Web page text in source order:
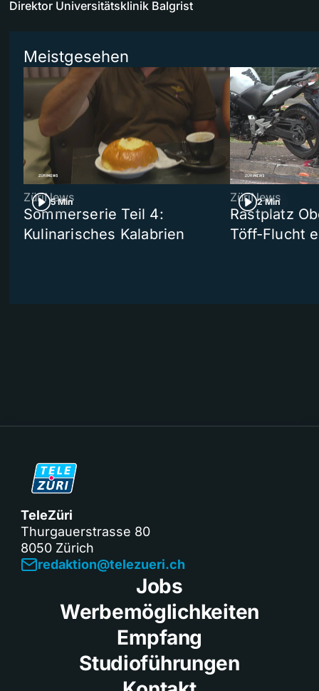
Direktor Universitätsklinik Balgrist
Meistgesehen
5 Min
ZüriNews
Sommerserie Teil 4:
Kulinarisches Kalabrien
2 Min
ZüriNews
Rastplatz
Töff-Flucht
TeleZüri
Thurgauerstrasse 80
8050 Zürich
redaktion@telezueri.ch
Jobs
Werbemöglichkeiten
Empfang
Studioführungen